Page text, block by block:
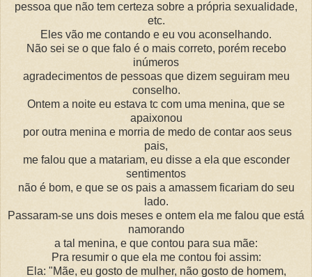
pessoa que não tem certeza sobre a própria sexualidade,
etc.
Eles vão me contando e eu vou aconselhando.
Não sei se o que falo é o mais correto, porém recebo
inúmeros
agradecimentos de pessoas que dizem seguiram meu
conselho.
Ontem a noite eu estava tc com uma menina, que se
apaixonou
por outra menina e morria de medo de contar aos seus
pais,
me falou que a matariam, eu disse a ela que esconder
sentimentos
não é bom, e que se os pais a amassem ficariam do seu
lado.
Passaram-se uns dois meses e ontem ela me falou que está
namorando
a tal menina, e que contou para sua mãe:
Pra resumir o que ela me contou foi assim:
Ela: "Mãe, eu gosto de mulher, não gosto de homem,